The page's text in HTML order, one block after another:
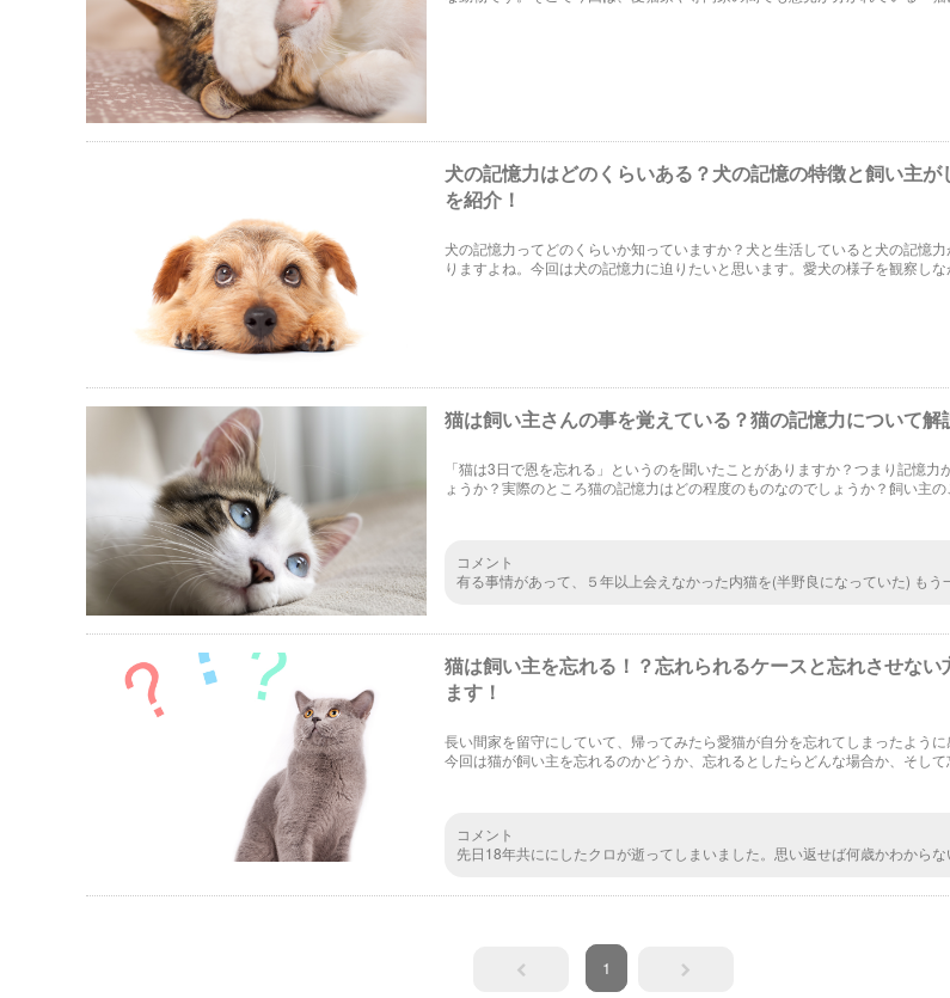
犬の記憶力はどのくらいある？犬の記憶の特徴と飼い主が
を紹介！
犬の記憶力ってどのくらいか知っていますか？犬と生活していると犬の記憶
りますよね。今回は犬の記憶力に迫りたいと思います。愛犬の様子を観察しな
猫は飼い主さんの事を覚えている？猫の記憶力について解
「猫は3日で恩を忘れる」というのを聞いたことがありますか？つまり記憶力
ょうか？実際のところ猫の記憶力はどの程度のものなのでしょうか？飼い主
コメント
有る事情があって、５年以上会えなかった内猫を(半野良になっていた) もう
した。
猫は飼い主を忘れる！？忘れられるケースと忘れさせない
ます！
長い間家を留守にしていて、帰ってみたら愛猫が自分を忘れてしまったよう
今回は猫が飼い主を忘れるのかどうか、忘れるとしたらどんな場合か、そし
コメント
先日18年共ににしたクロが逝ってしまいました。思い返せば何歳かわから
そのクロがやって来て店に居着いてしまいました。飼われていただろうと
方が元主だったのか？わかりませんが、誰も名乗ることなく…一年あまりし
新しく建てたため、引っ越しになりました。クロは引っ越しを理解したよう
ゃんと新しい家に帰ってきました。でもしばらくするとまた1年ほど帰って
1